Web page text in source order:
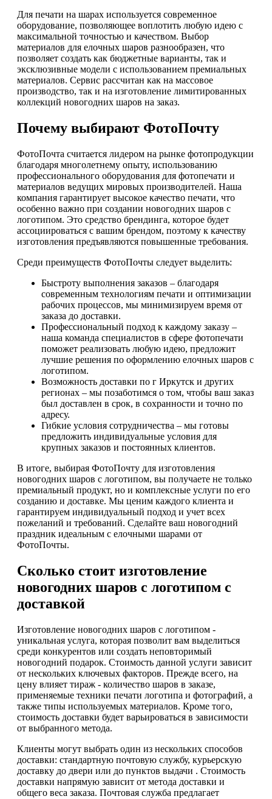
Для печати на шарах используется современное
оборудование, позволяющее воплотить любую идею с
максимальной точностью и качеством. Выбор
материалов для елочных шаров разнообразен, что
позволяет создать как бюджетные варианты, так и
эксклюзивные модели с использованием премиальных
материалов. Сервис рассчитан как на массовое
производство, так и на изготовление лимитированных
коллекций новогодних шаров на заказ.
Почему выбирают ФотоПочту
ФотоПочта считается лидером на рынке фотопродукции
благодаря многолетнему опыту, использованию
профессионального оборудования для фотопечати и
материалов ведущих мировых производителей. Наша
компания гарантирует высокое качество печати, что
особенно важно при создании новогодних шаров с
логотипом. Это средство брендинга, которое будет
ассоциироваться с вашим брендом, поэтому к качеству
изготовления предъявляются повышенные требования.
Среди преимуществ ФотоПочты следует выделить:
Быстроту выполнения заказов – благодаря
современным технологиям печати и оптимизации
рабочих процессов, мы минимизируем время от
заказа до доставки.
Профессиональный подход к каждому заказу –
наша команда специалистов в сфере фотопечати
поможет реализовать любую идею, предложит
лучшие решения по оформлению елочных шаров с
логотипом.
Возможность доставки по г Иркутск и других
регионах – мы позаботимся о том, чтобы ваш заказ
был доставлен в срок, в сохранности и точно по
адресу.
Гибкие условия сотрудничества – мы готовы
предложить индивидуальные условия для
крупных заказов и постоянных клиентов.
В итоге, выбирая ФотоПочту для изготовления
новогодних шаров с логотипом, вы получаете не только
премиальный продукт, но и комплексные услуги по его
созданию и доставке. Мы ценим каждого клиента и
гарантируем индивидуальный подход и учет всех
пожеланий и требований. Сделайте ваш новогодний
праздник идеальным с елочными шарами от
ФотоПочты.
Сколько стоит изготовление
новогодних шаров с логотипом с
доставкой
Изготовление новогодних шаров с логотипом -
уникальная услуга, которая позволит вам выделиться
среди конкурентов или создать неповторимый
новогодний подарок. Стоимость данной услуги зависит
от нескольких ключевых факторов. Прежде всего, на
цену влияет тираж - количество шаров в заказе,
применяемые техники печати логотипа и фотографий, а
также типы используемых материалов. Кроме того,
стоимость доставки будет варьироваться в зависимости
от выбранного метода.
Клиенты могут выбрать один из нескольких способов
доставки: стандартную почтовую службу, курьерскую
доставку до двери или до пунктов выдачи . Стоимость
доставки напрямую зависит от метода доставки и
общего веса заказа. Почтовая служба предлагает